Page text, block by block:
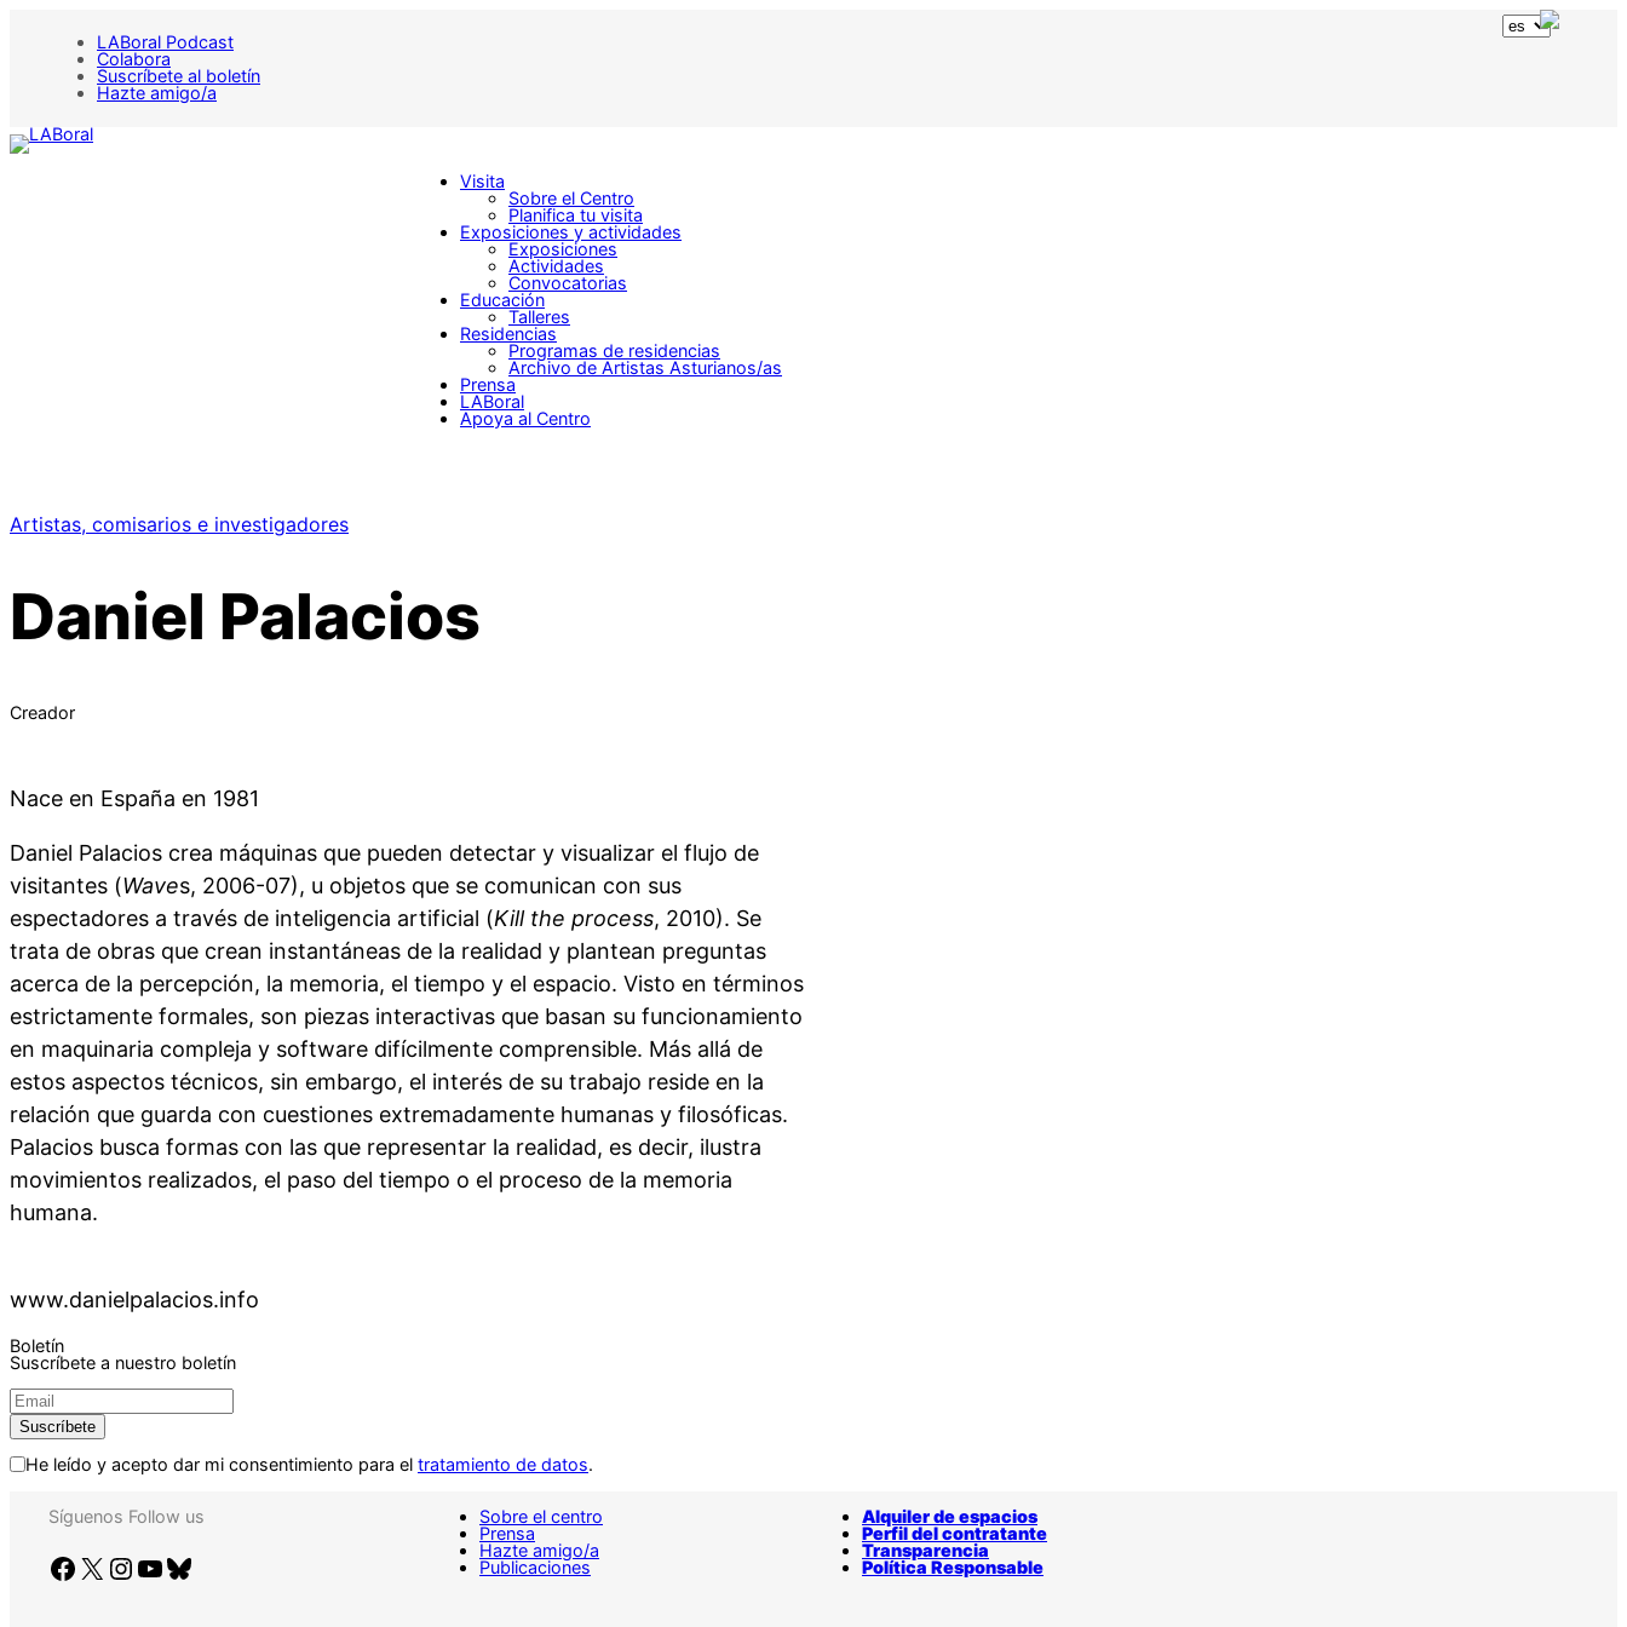
LABoral Podcast
Colabora
Suscríbete al boletín
Hazte amigo/a
Visita
Sobre el Centro
Planifica tu visita
Exposiciones y actividades
Exposiciones
Actividades
Convocatorias
Educación
Talleres
Residencias
Programas de residencias
Archivo de Artistas Asturianos/as
Prensa
LABoral
Apoya al Centro
Artistas, comisarios e investigadores
Daniel Palacios
Creador
Nace en España en 1981
Daniel Palacios crea máquinas que pueden detectar y visualizar el flujo de
visitantes (Waves, 2006-07), u objetos que se comunican con sus
espectadores a través de inteligencia artificial (Kill the process, 2010). Se
trata de obras que crean instantáneas de la realidad y plantean preguntas
acerca de la percepción, la memoria, el tiempo y el espacio. Visto en términos
estrictamente formales, son piezas interactivas que basan su funcionamiento
en maquinaria compleja y software difícilmente comprensible. Más allá de
estos aspectos técnicos, sin embargo, el interés de su trabajo reside en la
relación que guarda con cuestiones extremadamente humanas y filosóficas.
Palacios busca formas con las que representar la realidad, es decir, ilustra
movimientos realizados, el paso del tiempo o el proceso de la memoria
humana.
www.danielpalacios.info
Boletín
Suscríbete a nuestro boletín
He leído y acepto dar mi consentimiento para el tratamiento de datos.
Síguenos Follow us
Facebook X Instagram YouTube Bluesky
Sobre el centro
Prensa
Hazte amigo/a
Publicaciones
Alquiler de espacios
Perfil del contratante
Transparencia
Política Responsable